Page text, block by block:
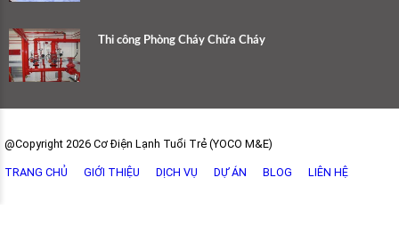
Thi công Phòng Cháy Chữa Cháy
@Copyright 2026 Cơ Điện Lạnh Tuổi Trẻ (YOCO M&E)
TRANG CHỦ GIỚI THIỆU DỊCH VỤ DỰ ÁN BLOG LIÊN HỆ